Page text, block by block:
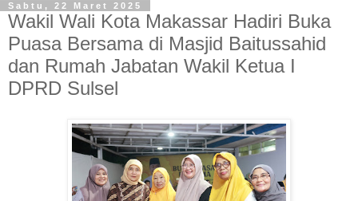
Sabtu, 22 Maret 2025
Wakil Wali Kota Makassar Hadiri Buka
Puasa Bersama di Masjid Baitussahid
dan Rumah Jabatan Wakil Ketua I
DPRD Sulsel